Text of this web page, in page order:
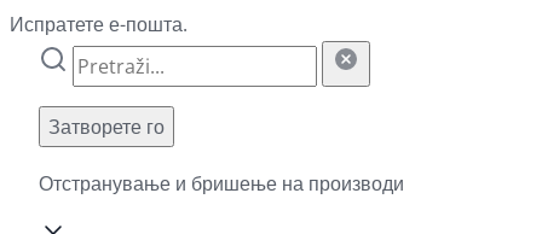
Испратете е-пошта.
Затворете го
Отстранување и бришење на производи